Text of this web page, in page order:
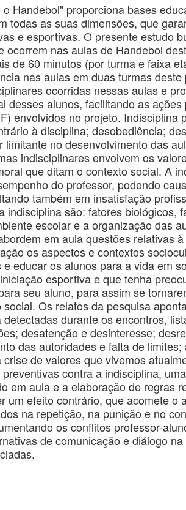
Handebol" proporciona bases
todas as suas dimensões, que
e esportivas. O presente estudo
nas aulas de Handebol
de 60 minutos (por turma e faixa
nas aulas em duas turmas
ocorridas nessas aulas e
desses alunos, facilitando as
envolvidos no projeto. Indisciplina
à disciplina; desobediência;
no desenvolvimento das
indisciplinares envolvem os
que ditam o contexto social. A
do professor, podendo
também em insatisfação
indisciplina são: fatores biológicos,
escolar e a organização das
em aula questões relativas
os aspectos e contextos
educar os alunos para a vida em
esportiva e que tenha
seu aluno, para assim se
Os relatos da pesquisa
durante os encontros,
desatenção e desinteresse;
das autoridades e falta de
de valores que vivemos
contra a indisciplina,
em aula e a elaboração de regras
um efeito contrário, que acomete o
na repetição, na punição e no
os conflitos professor-
de comunicação e diálogo